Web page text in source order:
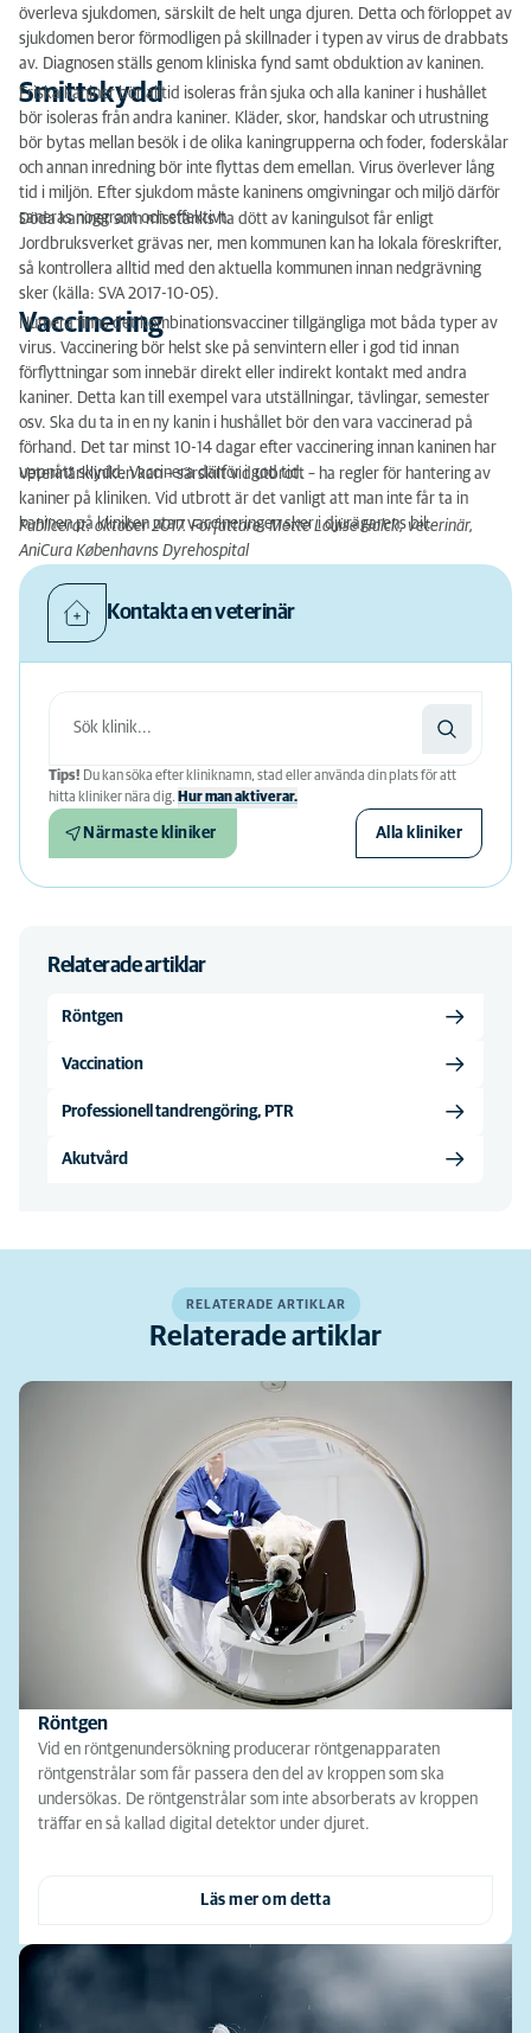
överleva sjukdomen, särskilt de helt unga djuren. Detta och förloppet av
sjukdomen beror förmodligen på skillnader i typen av virus de drabbats
av. Diagnosen ställs genom kliniska fynd samt obduktion av kaninen.
Smittskydd
Friska kaniner bör alltid isoleras från sjuka och alla kaniner i hushållet
bör isoleras från andra kaniner. Kläder, skor, handskar och utrustning
bör bytas mellan besök i de olika kaningrupperna och foder, foderskålar
och annan inredning bör inte flyttas dem emellan. Virus överlever lång
tid i miljön. Efter sjukdom måste kaninens omgivningar och miljö därför
saneras noggrant och effektivt.
Döda kaniner som misstänks ha dött av kaningulsot får enligt
Jordbruksverket grävas ner, men kommunen kan ha lokala föreskrifter,
så kontrollera alltid med den aktuella kommunen innan nedgrävning
sker (källa: SVA 2017-10-05).
Vaccinering
Numera finns det kombinationsvacciner tillgängliga mot båda typer av
virus. Vaccinering bör helst ske på senvintern eller i god tid innan
förflyttningar som innebär direkt eller indirekt kontakt med andra
kaniner. Detta kan till exempel vara utställningar, tävlingar, semester
osv. Ska du ta in en ny kanin i hushållet bör den vara vaccinerad på
förhand. Det tar minst 10-14 dagar efter vaccinering innan kaninen har
uppnått skydd. Vaccinera därför i god tid.
Veterinärkliniken kan – särskilt vid utbrott – ha regler för hantering av
kaniner på kliniken. Vid utbrott är det vanligt att man inte får ta in
kaninen på kliniken utan vaccineringen sker i djurägarens bil.
Publicerat: oktober 2017. Författare: Mette Louise Halck, veterinär,
AniCura Københavns Dyrehospital
Kontakta en veterinär
Tips! Du kan söka efter kliniknamn, stad eller använda din plats för att
hitta kliniker nära dig. Hur man aktiverar.
Närmaste kliniker Alla kliniker
Relaterade artiklar
Röntgen
Vaccination
Professionell tandrengöring, PTR
Akutvård
RELATERADE ARTIKLAR
Relaterade artiklar
Röntgen
Vid en röntgenundersökning producerar röntgenapparaten
röntgenstrålar som får passera den del av kroppen som ska
undersökas. De röntgenstrålar som inte absorberats av kroppen
träffar en så kallad digital detektor under djuret.
Läs mer om detta